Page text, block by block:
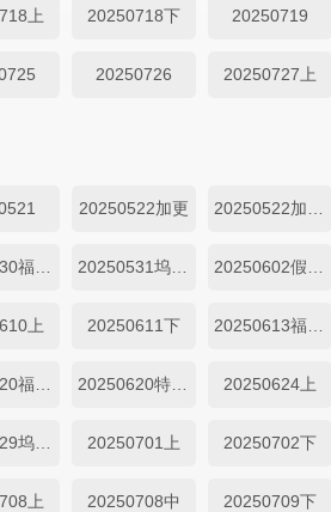
上 20250718下 20250719
20250726 20250727上
20250522加更
上 20250611下
20250624上
20250701上 20250702下
上 20250708中 20250709下